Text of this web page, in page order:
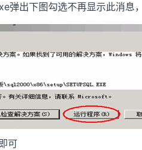
出下图勾选不再显示此消息
可